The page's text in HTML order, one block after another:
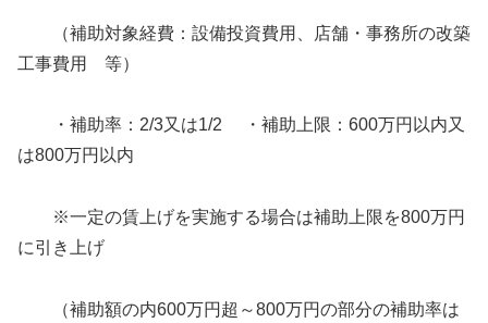
（補助対象経費：設備投資費用、店舗・事務所の改築
工事費用 等）
・補助率：2/3又は1/2 ・補助上限：600万円以内又
は800万円以内
※一定の賃上げを実施する場合は補助上限を800万円
に引き上げ
（補助額の内600万円超～800万円の部分の補助率は